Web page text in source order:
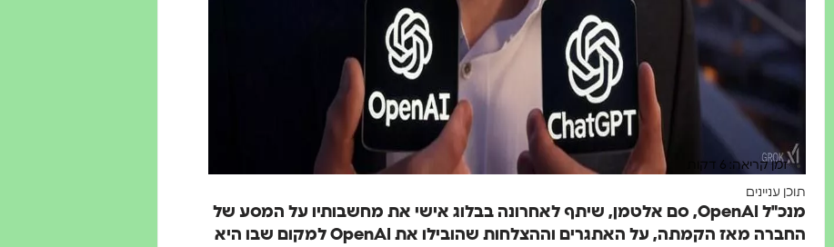
זמן קריאה: 6 דקות
תוכן עניינים
מנכ"ל OpenAI, סם אלטמן, שיתף לאחרונה בבלוג אישי את מחשבותיו על המסע של
החברה מאז הקמתה, על האתגרים וההצלחות שהובילו את OpenAI למקום שבו היא